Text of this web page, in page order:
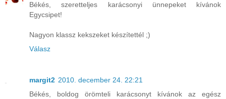
Békés, szeretteljes karácsonyi ünnepeket kívánok
Egycsipet!
Nagyon klassz kekszeket készítettél ;)
Válasz
margit2 2010. december 24. 22:21
Békés, boldog örömteli karácsonyt kívánok az egész